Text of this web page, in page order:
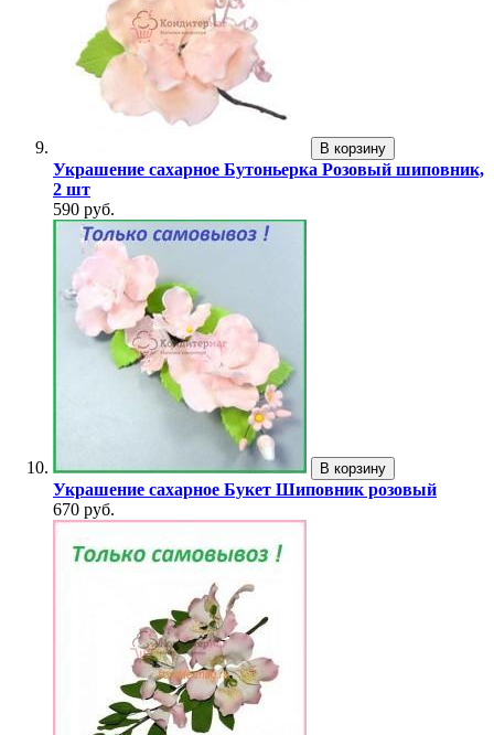
В корзину
Украшение сахарное Бутоньерка Розовый шиповник,
2 шт
590 руб.
В корзину
Украшение сахарное Букет Шиповник розовый
670 руб.